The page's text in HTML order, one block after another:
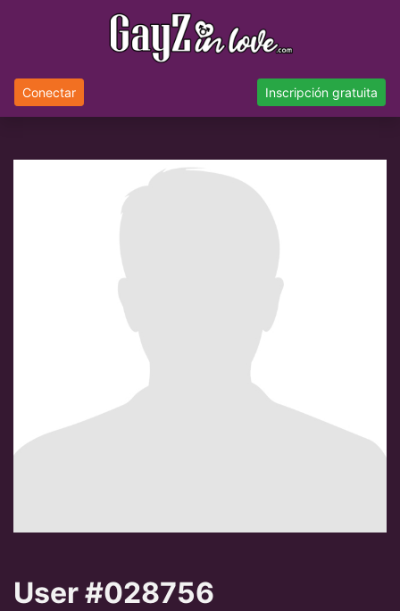
Conectar Inscripción gratuita
User #028756